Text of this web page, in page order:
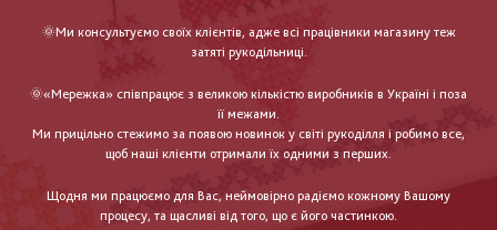
🌞Ми консультуємо своїх клієнтів, адже всі працівники магазину теж
затяті рукодільниці.
🌞«Мережка» співпрацює з великою кількістю виробників в Україні і поза
її межами.
Ми прицільно стежимо за появою новинок у світі рукоділля і робимо все,
щоб наші клієнти отримали їх одними з перших.
Щодня ми працюємо для Вас, неймовірно радіємо кожному Вашому
процесу, та щасливі від того, що є його частинкою.